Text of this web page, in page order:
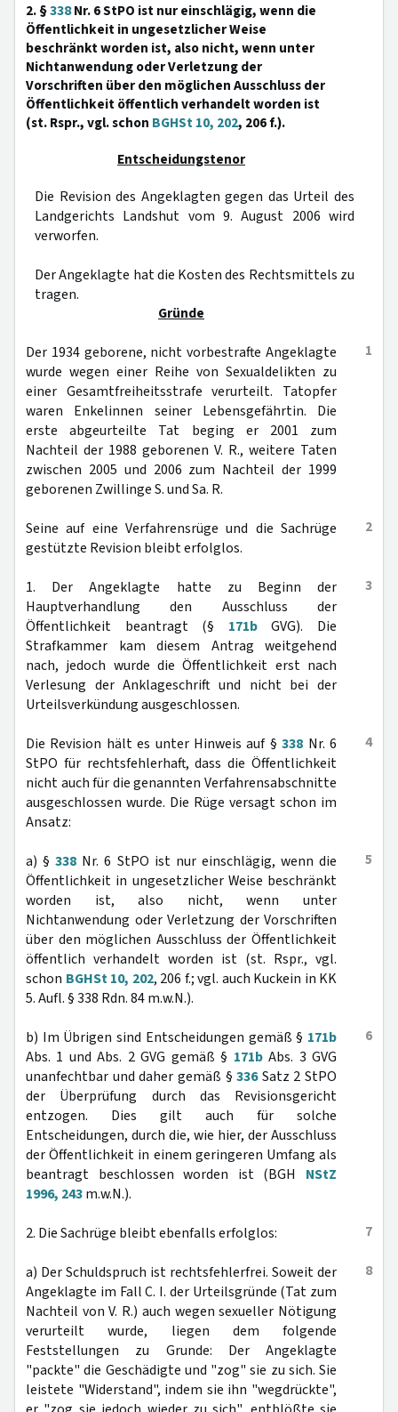
2. §338Nr. 6 StPO ist nur einschlägig, wenn die
Öffentlichkeit in ungesetzlicher Weise
beschränkt worden ist, also nicht, wenn unter
Nichtanwendung oder Verletzung der
Vorschriften über den möglichen Ausschluss der
Öffentlichkeit öffentlich verhandelt worden ist
(st. Rspr., vgl. schon BGHSt 10, 202, 206 f.).
Entscheidungstenor
Die Revision des Angeklagten gegen das Urteil des
Landgerichts Landshut vom 9. August 2006 wird
verworfen.
Der Angeklagte hat die Kosten des Rechtsmittels zu
tragen.
Gründe
1
Der 1934 geborene, nicht vorbestrafte Angeklagte
wurde wegen einer Reihe von Sexualdelikten zu
einer Gesamtfreiheitsstrafe verurteilt. Tatopfer
waren Enkelinnen seiner Lebensgefährtin. Die
erste abgeurteilte Tat beging er 2001 zum
Nachteil der 1988 geborenen V. R., weitere Taten
zwischen 2005 und 2006 zum Nachteil der 1999
geborenen Zwillinge S. und Sa. R.
2
Seine auf eine Verfahrensrüge und die Sachrüge
gestützte Revision bleibt erfolglos.
3
1. Der Angeklagte hatte zu Beginn der
Hauptverhandlung den Ausschluss der
Öffentlichkeit beantragt (§ 171bGVG). Die
Strafkammer kam diesem Antrag weitgehend
nach, jedoch wurde die Öffentlichkeit erst nach
Verlesung der Anklageschrift und nicht bei der
Urteilsverkündung ausgeschlossen.
4
Die Revision hält es unter Hinweis auf §338 Nr. 6
StPO für rechtsfehlerhaft, dass die Öffentlichkeit
nicht auch für die genannten Verfahrensabschnitte
ausgeschlossen wurde. Die Rüge versagt schon im
Ansatz:
5
a) §338 Nr. 6 StPO ist nur einschlägig, wenn die
Öffentlichkeit in ungesetzlicher Weise beschränkt
worden ist, also nicht, wenn unter
Nichtanwendung oder Verletzung der Vorschriften
über den möglichen Ausschluss der Öffentlichkeit
öffentlich verhandelt worden ist (st. Rspr., vgl.
schon BGHSt 10, 202, 206 f.; vgl. auch Kuckein in KK
5. Aufl. § 338 Rdn. 84 m.w.N.).
6
b) Im Übrigen sind Entscheidungen gemäß § 171b
Abs. 1 und Abs. 2 GVG gemäß § 171bAbs. 3 GVG
unanfechtbar und daher gemäß §336Satz 2 StPO
der Überprüfung durch das Revisionsgericht
entzogen. Dies gilt auch für solche
Entscheidungen, durch die, wie hier, der Ausschluss
der Öffentlichkeit in einem geringeren Umfang als
beantragt beschlossen worden ist (BGH NStZ
1996, 243m.w.N.).
7
2. Die Sachrüge bleibt ebenfalls erfolglos:
8
a) Der Schuldspruch ist rechtsfehlerfrei. Soweit der
Angeklagte im Fall C. I. der Urteilsgründe (Tat zum
Nachteil von V. R.) auch wegen sexueller Nötigung
verurteilt wurde, liegen dem folgende
Feststellungen zu Grunde: Der Angeklagte
"packte" die Geschädigte und "zog" sie zu sich. Sie
leistete "Widerstand", indem sie ihn "wegdrückte",